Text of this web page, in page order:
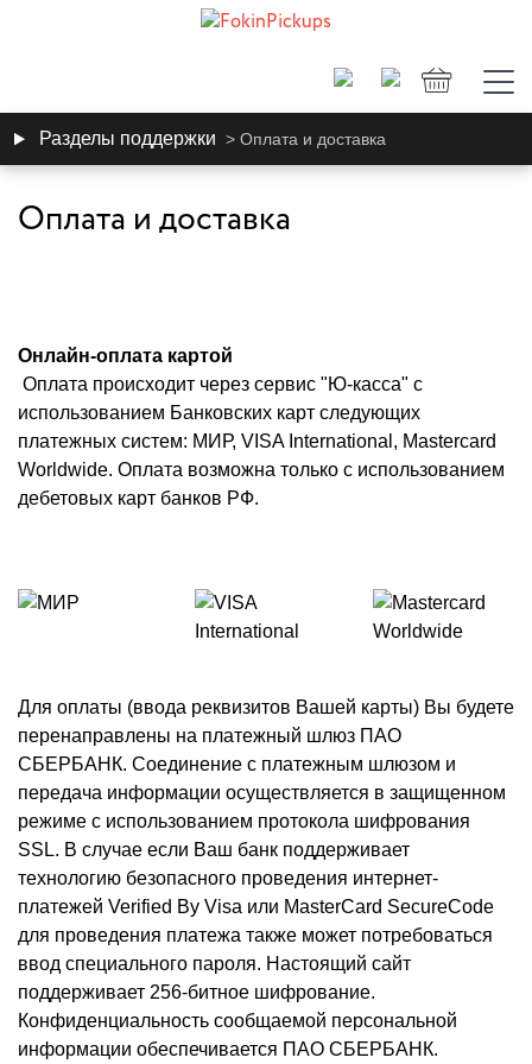
Разделы поддержки > Оплата и доставка
Оплата и доставка
Онлайн-оплата картой
Оплата происходит через сервис "Ю-касса" с
использованием Банковских карт следующих
платежных систем: МИР, VISA International, Mastercard
Worldwide. Оплата возможна только с использованием
дебетовых карт банков РФ.
Для оплаты (ввода реквизитов Вашей карты) Вы будете
перенаправлены на платежный шлюз ПАО
СБЕРБАНК. Соединение с платежным шлюзом и
передача информации осуществляется в защищенном
режиме с использованием протокола шифрования
SSL. В случае если Ваш банк поддерживает
технологию безопасного проведения интернет-
платежей Verified By Visa или MasterCard SecureCode
для проведения платежа также может потребоваться
ввод специального пароля. Настоящий сайт
поддерживает 256-битное шифрование.
Конфиденциальность сообщаемой персональной
информации обеспечивается ПАО СБЕРБАНК.